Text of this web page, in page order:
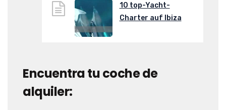
10 top-Yacht-
Charter auf Ibiza
Encuentra tu coche de
alquiler: